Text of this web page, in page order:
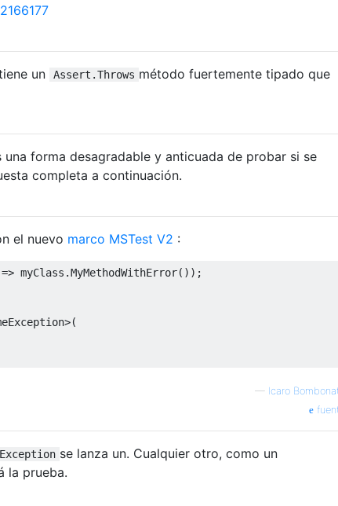
un Assert.Throws método fuertemente tipado que
forma desagradable y anticuada de probar si se
completa a continuación.
el nuevo marco MSTest V2 :
=> myClass .MyMethodWithError());
>(
— Icaro
se lanza un. Cualquier otro, como un
la prueba.